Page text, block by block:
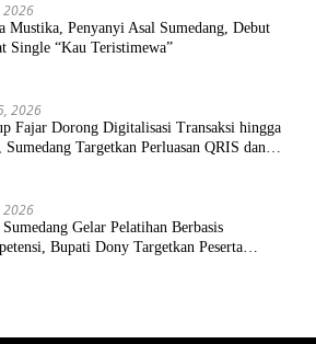
2026
Mustika, Penyanyi Asal Sumedang, Debut
Single “Kau Teristimewa”
2026
Fajar Dorong Digitalisasi Transaksi hingga
Sumedang Targetkan Perluasan QRIS dan
2026
Gelar Pelatihan Berbasis
Bupati Dony Targetkan Peserta